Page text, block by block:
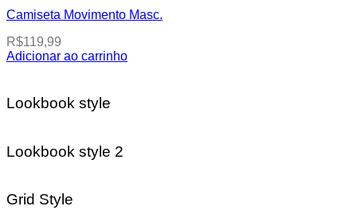
page
multiple
The
options
chosen
product
page
Camiseta Movimento Masc.
R$119,99
Adicionar ao carrinho
has
multiple
options
chosen
Lookbook style
Lookbook style 2
Grid Style